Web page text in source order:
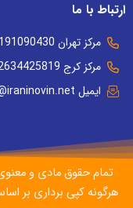
ارتباط با ما
مرکز تهران 02191090430
مرکز کرج 02634425819
ایمیل info@iraninovin.net
تمام حقوق مادی و
هرگونه کپی برداری بر